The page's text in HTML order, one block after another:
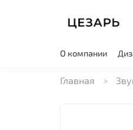
О компании
Главная